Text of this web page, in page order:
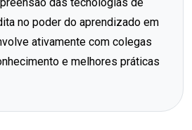
no poder do aprendizado em
ativamente com colegas
e melhores práticas